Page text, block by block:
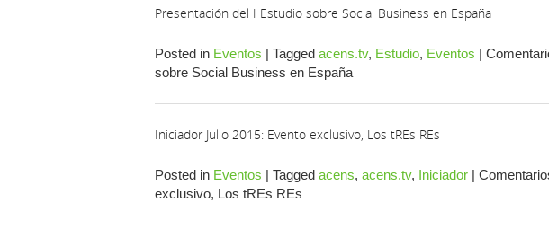
Presentación del I Estudio sobre Social Business en España
Posted in Eventos | Tagged acens.tv, Estudio, Eventos |
sobre Social Business en España
Iniciador Julio 2015: Evento exclusivo, Los tREs REs
Posted in Eventos | Tagged acens, acens.tv, Iniciador |
exclusivo, Los tREs REs